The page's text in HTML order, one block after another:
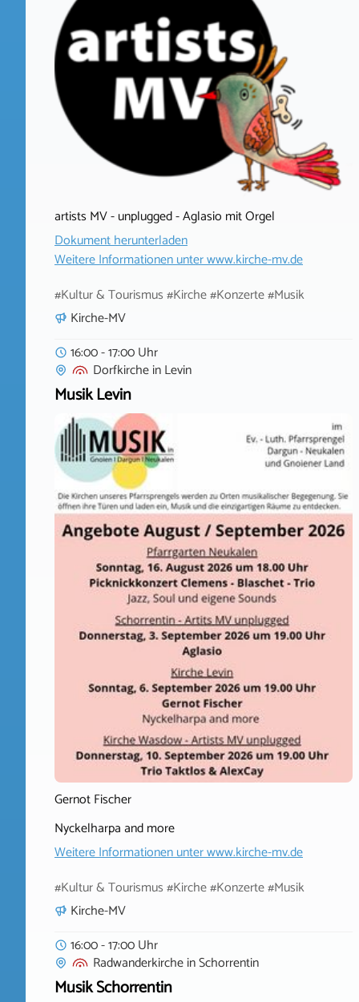
artists MV - unplugged - Aglasio mit Orgel
Dokument herunterladen
Weitere Informationen unterwww.kirche-mv.de
#Kultur & Tourismus #Kirche #Konzerte #Musik
Kirche-MV
16:00 - 17:00 Uhr
DorfkircheinLevin
Musik Levin
Gernot Fischer
Nyckelharpa and more
Weitere Informationen unterwww.kirche-mv.de
#Kultur & Tourismus #Kirche #Konzerte #Musik
Kirche-MV
16:00 - 17:00 Uhr
RadwanderkircheinSchorrentin
Musik Schorrentin